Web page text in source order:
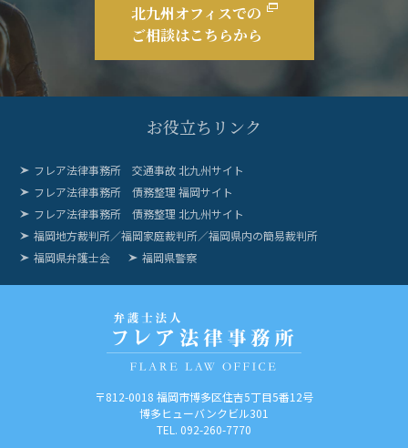
北九州オフィスでの
ご相談はこちらから
お役立ちリンク
フレア法律事務所 交通事故 北九州サイト
フレア法律事務所 債務整理 福岡サイト
フレア法律事務所 債務整理 北九州サイト
福岡地方裁判所／福岡家庭裁判所／福岡県内の簡易裁判所
福岡県弁護士会
福岡県警察
〒812-0018 福岡市博多区住吉5丁目5番12号
博多ヒューバンクビル301
TEL. 092-260-7770